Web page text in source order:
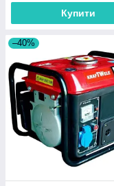
Купити
–40%